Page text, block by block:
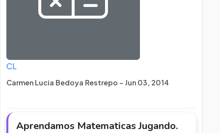
CL
Carmen Lucia Bedoya Restrepo - Jun 03, 2014
Aprendamos Matematicas Jugando.